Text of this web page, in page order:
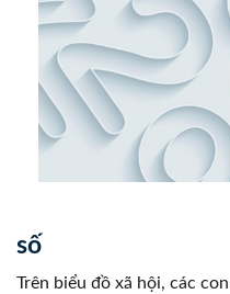
số
Trên biểu đồ xã hội, các